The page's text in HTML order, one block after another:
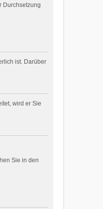
Durchsetzung
ist. Darüber
wird er Sie
Sie in den